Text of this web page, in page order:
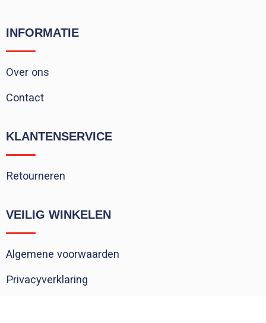
INFORMATIE
Over ons
Contact
KLANTENSERVICE
Retourneren
VEILIG WINKELEN
Algemene voorwaarden
Privacyverklaring